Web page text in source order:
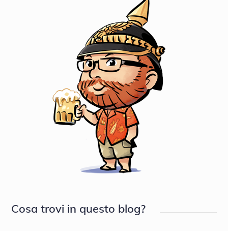
Cosa trovi in questo blog?